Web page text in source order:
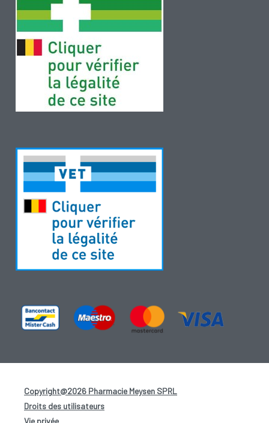
Copyright@2026 Pharmacie Meysen SPRL
Droits des utilisateurs